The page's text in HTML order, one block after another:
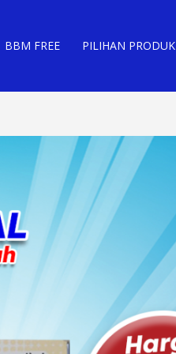
BBM FREE PILIHAN PRODUK